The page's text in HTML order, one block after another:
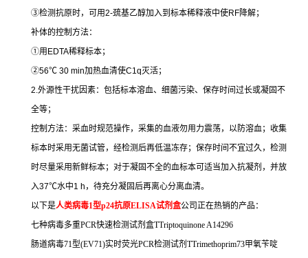
③检测抗原时，可用2-巯基乙醇加入到标本稀释液中使RF降解；
补体的控制方法：
①用 EDTA稀释标本；
②56℃ 30 min加热血清使C1q灭活；
2.外源性干扰因素：包括标本溶血、细菌污染、保存时间过长或凝固不
全等；
控制方法：采血时规范操作，采集的血液勿用力震荡，以防溶血；收集
标本时采用无菌试管，经检测后再低温冻存；保存时间不宜过久，检测
时尽量采用新鲜标本；对于凝固不全的血标本可适当加入抗凝剂，并放
入37℃水中1 h ，待充分凝固后再离心分离血清。
以下是人类病毒1型p24抗原ELISA试剂盒公司正在热销的产品：
七种病毒多重PCR快速检测试剂盒TTriptoquinone A14296
肠道病毒71型(EV71)实时荧光PCR检测试剂 TTrimethoprim73甲氧苄啶